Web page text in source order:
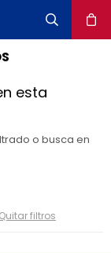
esta
o busca en
Quitar filtros